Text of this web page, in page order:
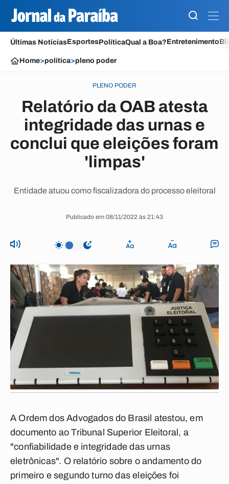
Últimas NotíciasEsportesPolíticaQual a Boa?Entretenimento
Home>política>pleno poder
PLENO PODER
Relatório da OAB atesta
integridade das urnas e
conclui que eleições foram
'limpas'
Entidade atuou como fiscalizadora do processo eleitoral
Publicado em 08/11/2022 às 21:43
A Ordem dos Advogados do Brasil atestou, em
documento ao Tribunal Superior Eleitoral, a
"confiabilidade e integridade das urnas
eletrônicas". O relatório sobre o andamento do
primeiro e segundo turno das eleições foi